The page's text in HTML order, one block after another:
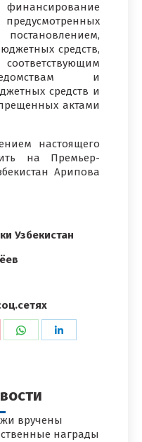
средств,
и
средств и
актами
настоящего
на Премьер-
Арипова
Узбекистан
Поделиться
вручены
награды